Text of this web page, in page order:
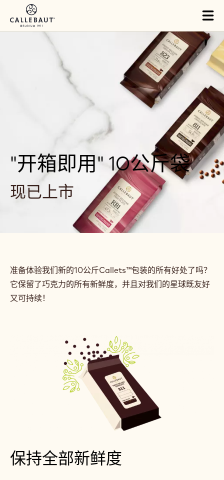
Skip to main content
"开箱即用" 10公斤袋
现已上市
准备体验我们新的10公斤Callets™包装的所有好处了吗？
它保留了巧克力的所有新鲜度，并且对我们的星球既友好
又可持续！
保持全部新鲜度